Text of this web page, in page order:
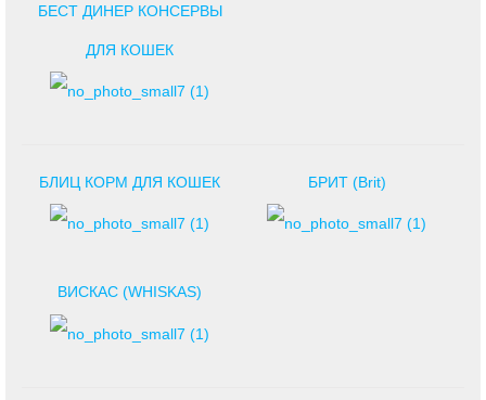
БЕСТ ДИНЕР КОНСЕРВЫ
ДЛЯ КОШЕК
БЛИЦ КОРМ ДЛЯ КОШЕК БРИТ (Brit)
ВИСКАС (WHISKAS)